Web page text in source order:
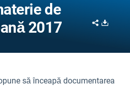
de
2017
Share
să înceapă documentarea